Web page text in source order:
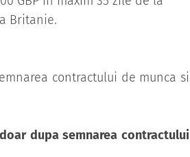
Britanie.
contractului de munca si
dupa semnarea contractului